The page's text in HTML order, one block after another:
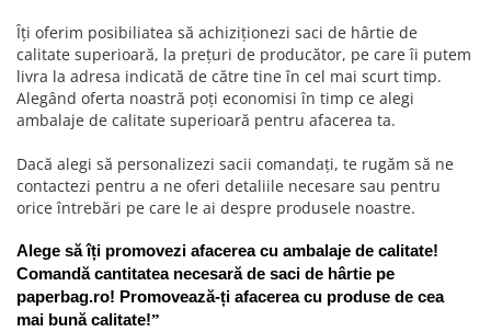
Îți oferim posibiliatea să achiziționezi saci de hârtie de
calitate superioară, la prețuri de producător, pe care îi putem
livra la adresa indicată de către tine în cel mai scurt timp.
Alegând oferta noastră poți economisi în timp ce alegi
ambalaje de calitate superioară pentru afacerea ta.
Dacă alegi să personalizezi sacii comandați, te rugăm să ne
contactezi pentru a ne oferi detaliile necesare sau pentru
orice întrebări pe care le ai despre produsele noastre.
Alege să îți promovezi afacerea cu ambalaje de calitate!
Comandă cantitatea necesară de saci de hârtie pe
paperbag.ro! Promovează-ți afacerea cu produse de cea
mai bună calitate!”